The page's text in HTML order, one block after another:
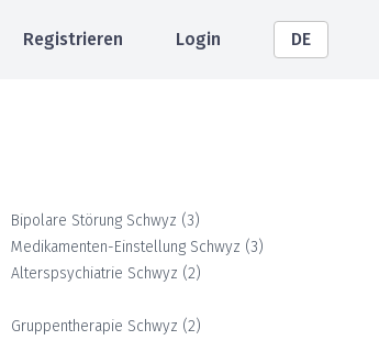
Registrieren Login DE
Bipolare Störung Schwyz (3)
Medikamenten-Einstellung Schwyz (3)
Alterspsychiatrie Schwyz (2)
Gruppentherapie Schwyz (2)